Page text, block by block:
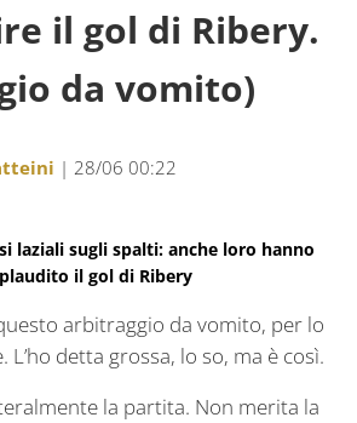
il gol di Ribery.
da vomito)
| 28/06 00:22
laziali sugli spalti: anche loro hanno
il gol di Ribery
arbitraggio da vomito, per lo
L’ho detta grossa, lo so, ma è così.
la partita. Non merita la